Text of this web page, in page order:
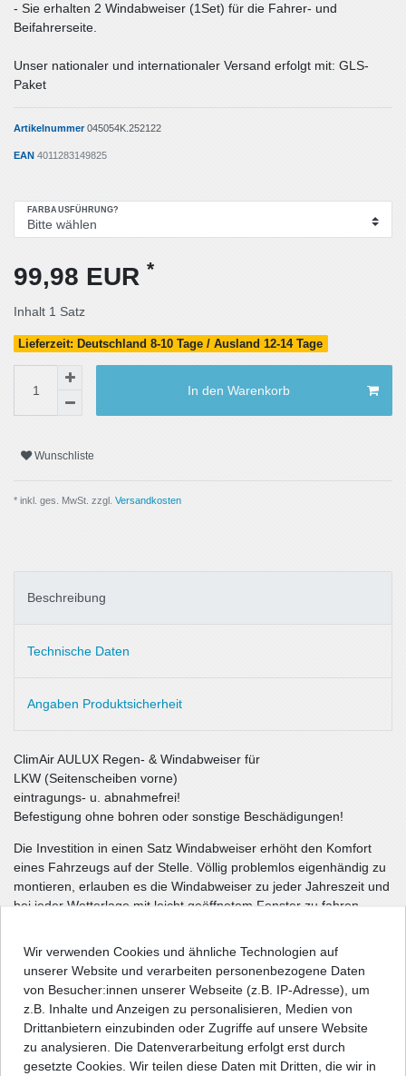
- Sie erhalten 2 Windabweiser (1Set) für die Fahrer- und
Beifahrerseite.
Unser nationaler und internationaler Versand erfolgt mit: GLS-
Paket
Artikelnummer045054K.252122
EAN 4011283149825
FARBAUSFÜHRUNG?
99,98 EUR *
Inhalt 1 Satz
Lieferzeit: Deutschland 8-10 Tage / Ausland 12-14 Tage
In den Warenkorb
Wunschliste
* inkl. ges. MwSt. zzgl. Versandkosten
Beschreibung
Technische Daten
Angaben Produktsicherheit
ClimAir AULUX Regen- & Windabweiser für
LKW (Seitenscheiben vorne)
eintragungs- u. abnahmefrei!
Befestigung ohne bohren oder sonstige Beschädigungen!
Die Investition in einen Satz Windabweiser erhöht den Komfort
eines Fahrzeugs auf der Stelle. Völlig problemlos eigenhändig zu
montieren, erlauben es die Windabweiser zu jeder Jahreszeit und
bei jeder Wetterlage mit leicht geöffnetem Fenster zu fahren,
gibt es nicht mehr. Bei hohen Temperaturen im Sommer
vermeiden leicht geöffnete Fenster den Wärmestau, der das
Fahren üblicherweise unerträglich macht. Die Windabweiser
tragen dazu bei, dass die Luft zirkulieren kann, ohne dass es
Die aus hochwertigem, weil gegossenem Acrylglas gefertigten
Wir verwenden Cookies und ähnliche Technologien auf
unserer Website und verarbeiten personenbezogene Daten
von Besucher:innen unserer Webseite (z.B. IP-Adresse), um
z.B. Inhalte und Anzeigen zu personalisieren, Medien von
Drittanbietern einzubinden oder Zugriffe auf unsere Website
zu analysieren. Die Datenverarbeitung erfolgt erst durch
gesetzte Cookies. Wir teilen diese Daten mit Dritten, die wir in